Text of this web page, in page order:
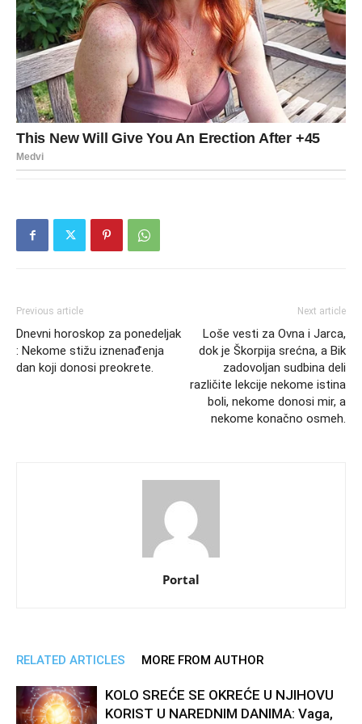
Previous article
Dnevni horoskop za ponedeljak
: Nekome stižu iznenađenja
dan koji donosi preokrete.
Next article
Loše vesti za Ovna i Jarca,
dok je Škorpija srećna, a Bik
zadovoljan sudbina deli
različite lekcije nekome istina
boli, nekome donosi mir, a
nekome konačno osmeh.
Portal
RELATED ARTICLES MORE FROM AUTHOR
KOLO SREĆE SE OKREĆE U NJIHOVU
KORIST U NAREDNIM DANIMA: Vaga,